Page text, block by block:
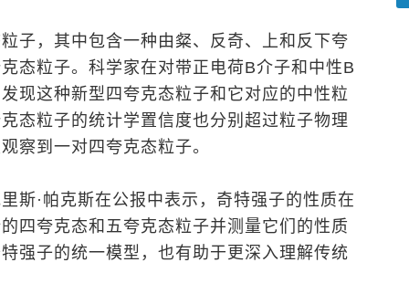
子，其中包含一种由粲、反奇、上和反下夸
态粒子。科学家在对带正电荷B介子和中性B
现这种新型四夸克态粒子和它对应的中性粒
态粒子的统计学置信度也分别超过粒子物理
察到一对四夸克态粒子。
斯·帕克斯在公报中表示，奇特强子的性质在
四夸克态和五夸克态粒子并测量它们的性质
强子的统一模型，也有助于更深入理解传统